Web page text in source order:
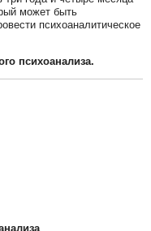
может быть
психоаналитическое
психоанализа.